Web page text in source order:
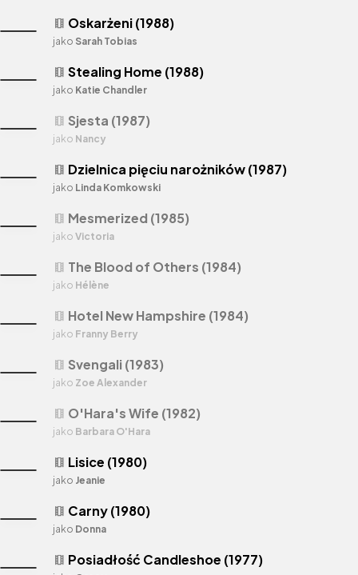
theaters Oskarżeni (1988)
jako Sarah Tobias
theaters The Blood of Others (1984)
jako Hélène
theaters Hotel New Hampshire (1984)
jako Franny Berry
theaters Lisice (1980)
jako Jeanie
theaters Carny (1980)
jako Donna
theaters Stealing Home (1988)
jako Katie Chandler
theaters Sjesta (1987)
jako Nancy
theaters Posiadłość Candleshoe (1977)
theaters Dzielnica pięciu narożników (1987)
jako Linda Komkowski
theaters Mesmerized (1985)
jako Victoria
theaters Svengali (1983)
jako Zoe Alexander
theaters O'Hara's Wife (1982)
jako Barbara O'Hara